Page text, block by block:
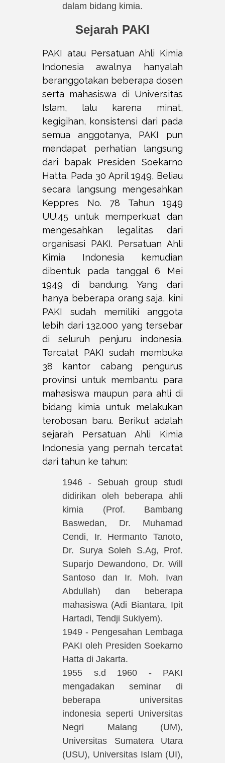
dalam bidang kimia.
Sejarah PAKI
PAKI atau Persatuan Ahli Kimia
Indonesia awalnya hanyalah
beranggotakan beberapa dosen
serta mahasiswa di Universitas
Islam, lalu karena minat,
kegigihan, konsistensi dari pada
semua anggotanya, PAKI pun
mendapat perhatian langsung
dari bapak Presiden Soekarno
Hatta. Pada 30 April 1949, Beliau
secara langsung mengesahkan
Keppres No. 78 Tahun 1949
UU.45 untuk memperkuat dan
mengesahkan legalitas dari
organisasi PAKI. Persatuan Ahli
Kimia Indonesia kemudian
dibentuk pada tanggal 6 Mei
1949 di bandung. Yang dari
hanya beberapa orang saja, kini
PAKI sudah memiliki anggota
lebih dari 132.000 yang tersebar
di seluruh penjuru indonesia.
Tercatat PAKI sudah membuka
38 kantor cabang pengurus
provinsi untuk membantu para
mahasiswa maupun para ahli di
bidang kimia untuk melakukan
terobosan baru. Berikut adalah
sejarah Persatuan Ahli Kimia
Indonesia yang pernah tercatat
dari tahun ke tahun:
1946 - Sebuah group studi
didirikan oleh beberapa ahli
kimia (Prof. Bambang
Baswedan, Dr. Muhamad
Cendi, Ir. Hermanto Tanoto,
Dr. Surya Soleh S.Ag, Prof.
Suparjo Dewandono, Dr. Will
Santoso dan Ir. Moh. Ivan
Abdullah) dan beberapa
mahasiswa (Adi Biantara, Ipit
Hartadi, Tendji Sukiyem).
1949 - Pengesahan Lembaga
PAKI oleh Presiden Soekarno
Hatta di Jakarta.
1955 s.d 1960 - PAKI
mengadakan seminar di
beberapa universitas
indonesia seperti Universitas
Negri Malang (UM),
Universitas Sumatera Utara
(USU), Universitas Islam (UI),